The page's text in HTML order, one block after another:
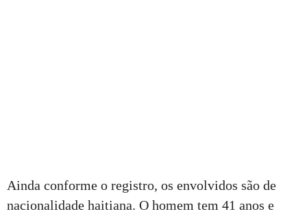
Ainda conforme o registro, os envolvidos são de
nacionalidade haitiana. O homem tem 41 anos e